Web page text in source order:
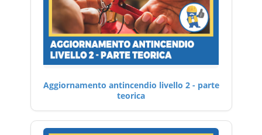
Aggiornamento antincendio livello 2 - parte
teorica